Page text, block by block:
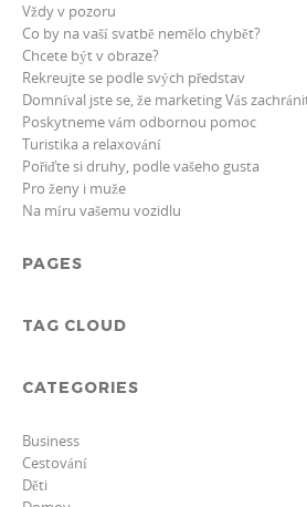
Vždy v pozoru
Co by na vaší svatbě nemělo chybět?
Chcete být v obraze?
Rekreujte se podle svých představ
Domníval jste se, že marketing Vás
Poskytneme vám odbornou pomoc
Turistika a relaxování
Pořiďte si druhy, podle vašeho gusta
Pro ženy i muže
Na míru vašemu vozidlu
PAGES
TAG CLOUD
CATEGORIES
Business
Cestování
Děti